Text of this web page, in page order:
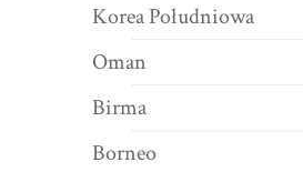
Korea Południowa
Oman
Birma
Borneo